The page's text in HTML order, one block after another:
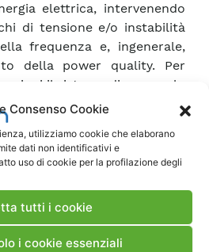
Consenso Cookie
utilizziamo cookie che elaborano
dati non identificativi e
uso di cookie per la profilazione degli
tutti i cookie
i cookie essenziali
elettrica, intervenendo
di tensione e/o instabilità
frequenza e, ingenerale,
della power quality. Per
il sistema di accumulo
da tempi di risposta
prestazioni in potenza.
realizzazione di una
di batteria consentirebbe
caratterizzate non solo da
energia (tipiche di questa
questo PAR è proseguita la